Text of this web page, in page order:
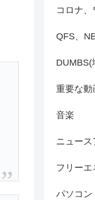
コロナ
QFS、
DUMBS(
重要な動
音楽
ニュース
フリー
パソコン